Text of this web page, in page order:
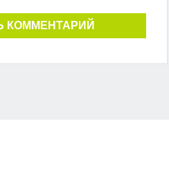
КОММЕНТАРИЙ